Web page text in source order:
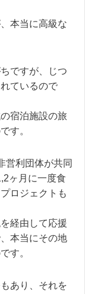
本当に高級な
ですが、じつ
ているので
宿泊施設の旅
す。
営利団体が共同
ヶ月に一度食
ロジェクトも
経由して応援
本当にその地
す。
あり、それを